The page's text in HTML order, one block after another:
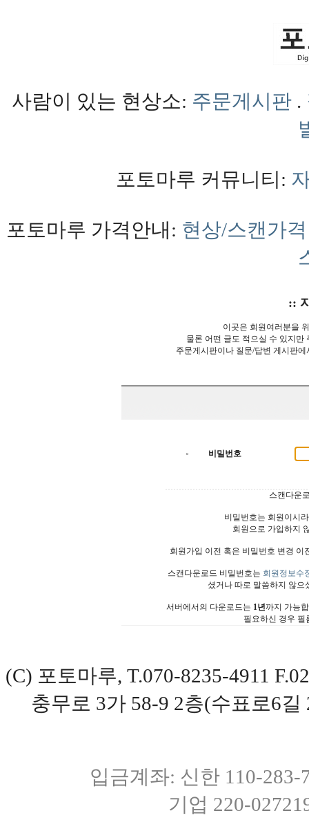
사람이 있는 현상소: 주문게시판 .
포토마루 커뮤니티:
포토마루 가격안내: 현상/스캔가격
::
이곳은 회원여러분을
물론 어떤 글도 적으실 수 있지만
주문게시판이나 질문/답변 게시판
비밀번호
스캔다운
비밀번호는 회원이시
회원으로 가입하지
회원가입 이전 혹은 비밀번호 변경
스캔다운로드 비밀번호는 회원정보수
셨거나 따로 말씀하지 않으
서버에서의 다운로드는 1년까지 가능
필요하신 경우 필
(C) 포토마루, T.070-8235-4911
충무로 3가 58-9 2층(수표로6
입금계좌: 신한 110-
기업 220-